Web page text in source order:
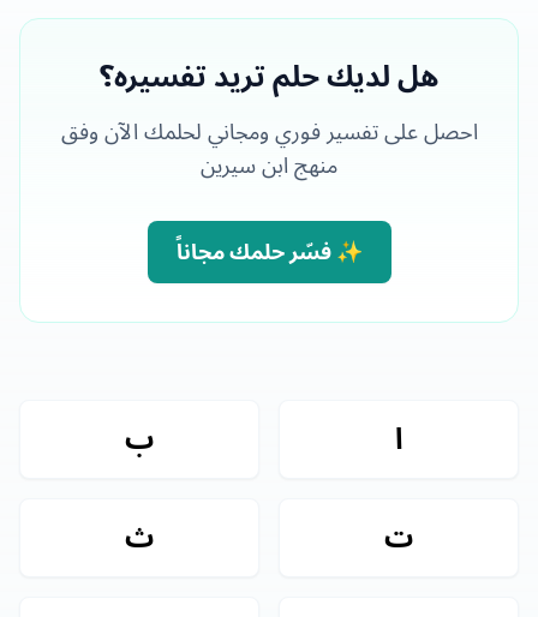
هل لديك حلم تريد تفسيره؟
احصل على تفسير فوري ومجاني لحلمك الآن وفق
منهج ابن سيرين
✨ فسّر حلمك مجاناً
ا ب
ت ث